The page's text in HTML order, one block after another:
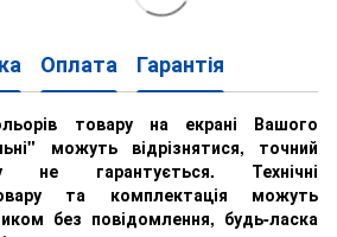
Оплата Гарантія
товару на екрані Вашого
можуть відрізнятися, точний
не гарантується. Технічні
та комплектація можуть
без повідомлення, будь-ласка